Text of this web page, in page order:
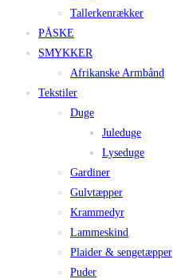
Tallerkenrækker
PÅSKE
SMYKKER
Afrikanske Armbånd
Tekstiler
Duge
Juleduge
Lyseduge
Gardiner
Gulvtæpper
Krammedyr
Lammeskind
Plaider & sengetæpper
Puder